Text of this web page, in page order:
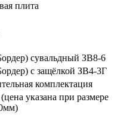
плита
сувальдный ЗВ8-6
с защёлкой ЗВ4-3Г
комплектация
указана при размере